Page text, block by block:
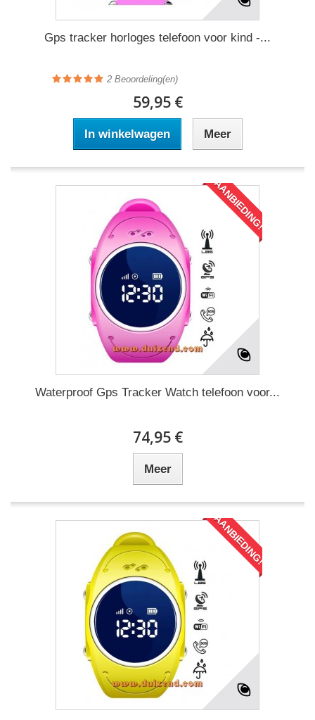
Gps tracker horloges telefoon voor kind -...
2 Beoordeling(en)
59,95 €
In winkelwagen Meer
AANBIEDING!
Waterproof Gps Tracker Watch telefoon voor...
74,95 €
Meer
AANBIEDING!